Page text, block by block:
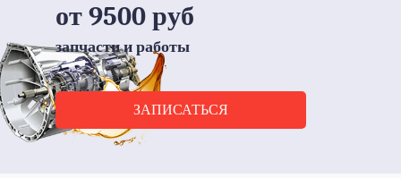
от 9500 руб
запчасти и работы
ЗАПИСАТЬСЯ